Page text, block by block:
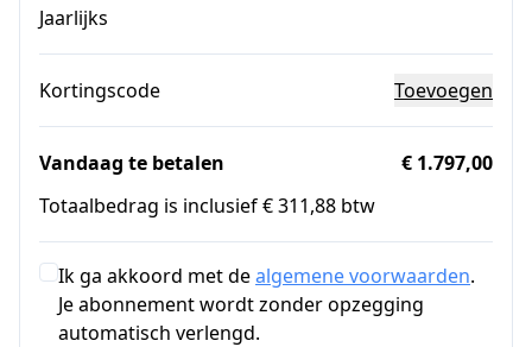
Jaarlijks
Kortingscode Toevoegen
Vandaag te betalen
€ 1.797,00
Totaalbedrag is inclusief € 311,88 btw
Ik ga akkoord met dealgemene voorwaarden.
Je abonnement wordt zonder opzegging
automatisch verlengd.